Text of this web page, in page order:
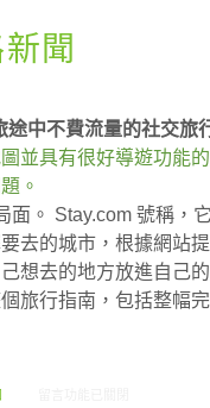
聞
中不費流量的社交旅
並具有很好導遊功能
。
。 Stay.com 號稱，
去的城市，根據網站
想去的地方放進自己
旅行指南，包括整幅